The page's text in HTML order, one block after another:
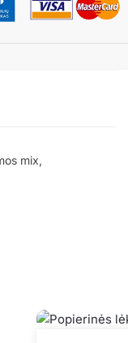
mix,